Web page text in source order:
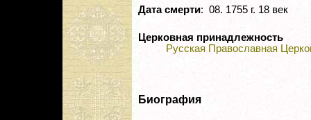
Дата смерти: 08. 1755 г. 18 век
Церковная принадлежность
Русская Православная
Биография